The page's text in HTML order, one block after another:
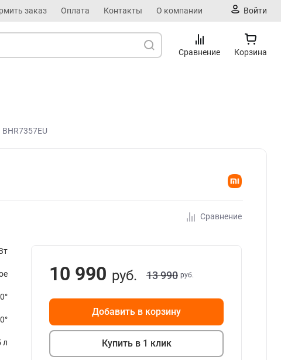
заказ Оплата Контакты О компании Войти
Сравнение Корзина
Сравнение
л
10 990 руб. 13 990 руб.
Добавить в корзину
Купить в 1 клик